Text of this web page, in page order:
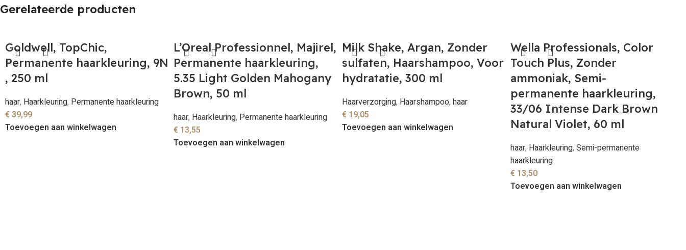
Gerelateerde producten
Goldwell, TopChic,
Permanente haarkleuring, 9N
, 250 ml
haar, Haarkleuring, Permanente haarkleuring
€39,99
Toevoegen aan winkelwagen
L’Oreal Professionnel, Majirel,
Permanente haarkleuring,
5.35 Light Golden Mahogany
Brown, 50 ml
haar, Haarkleuring, Permanente haarkleuring
€ 13,55
Toevoegen aan winkelwagen
Milk Shake, Argan, Zonder
sulfaten, Haarshampoo, Voor
hydratatie, 300 ml
Haarverzorging, Haarshampoo, haar
€ 19,05
Toevoegen aan winkelwagen
Wella Professionals, Color
Touch Plus, Zonder
ammoniak, Semi-
permanente haarkleuring,
33/06 Intense Dark Brown
Natural Violet, 60 ml
haar, Haarkleuring, Semi-permanente
haarkleuring
€ 13,50
Toevoegen aan winkelwagen